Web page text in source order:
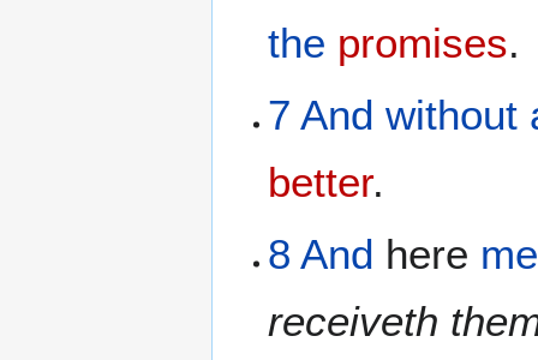
the promises.
7 And without
better.
8 And here
receiveth